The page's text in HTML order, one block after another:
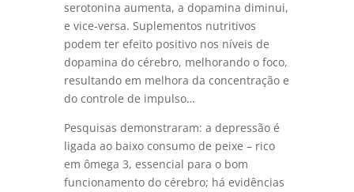
serotonina aumenta, a dopamina diminui,
e vice-versa. Suplementos nutritivos
podem ter efeito positivo nos níveis de
dopamina do cérebro, melhorando o foco,
resultando em melhora da concentração e
do controle de impulso…
Pesquisas demonstraram: a depressão é
ligada ao baixo consumo de peixe – rico
em ômega 3, essencial para o bom
funcionamento do cérebro; há evidências